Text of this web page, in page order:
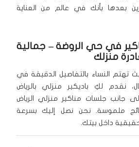
بعدها بأنك في عالم من العناية
في حي الروضة– جمالية
منزلك
النساء بالتفاصيل الدقيقة في
نقدم لكِ باديكير منزلي بالرياض
جانب جلسات مناكير منزلي الرياض
ملموسة. نحن نصل إليك بسرعة
داخل بيتك.